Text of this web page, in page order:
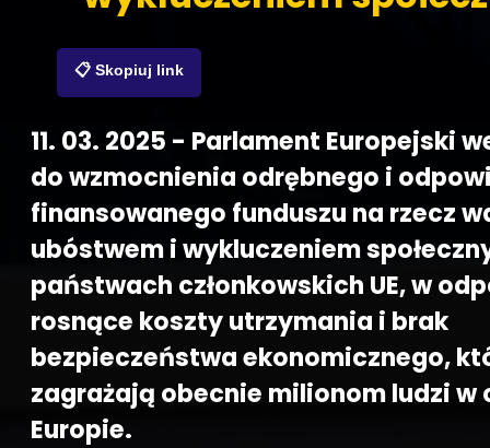
📋 Skopiuj link
11. 03. 2025 - Parlament Europejski
do wzmocnienia odrębnego i
finansowanego funduszu na rzecz
ubóstwem i wykluczeniem
państwach członkowskich UE, w
rosnące koszty utrzymania i brak
bezpieczeństwa ekonomicznego,
zagrażają obecnie milionom ludzi w
Europie.